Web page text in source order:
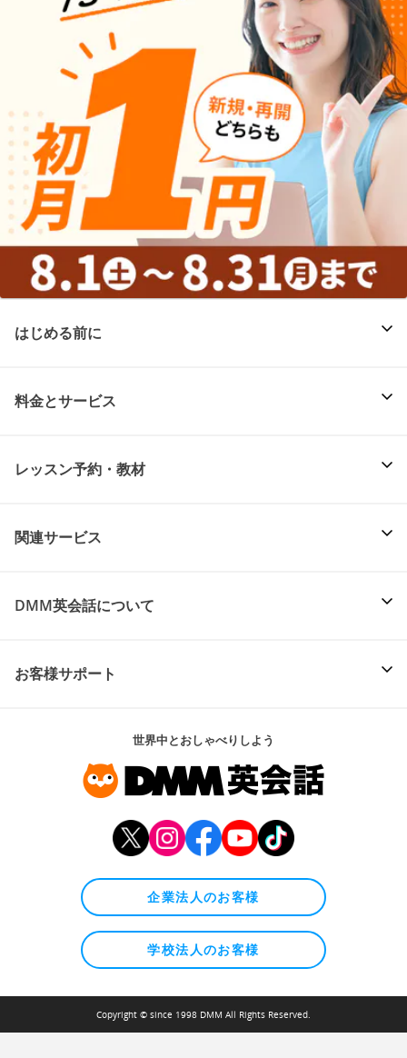
はじめる前に
料金とサービス
レッスン予約・教材
関連サービス
DMM英会話について
お客様サポート
世界中とおしゃべりしよう
企業法人のお客様
学校法人のお客様
Copyright © since 1998 DMM All Rights Reserved.